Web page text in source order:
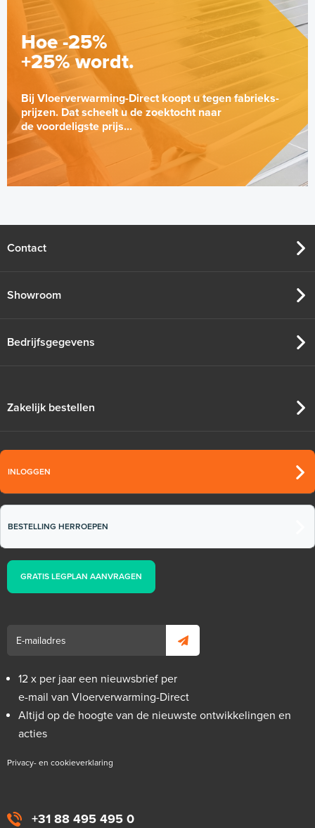
Randisolatie, 5mm dik en
25m¹ lang
en 150mm hoog / rol 25m
25m¹ lang
Adviesprijs
€ 16,90
Hoe -25%
+25% wordt.
Bij Vloerverwarming-Direct koopt u tegen fabrieks-
prijzen. Dat scheelt u de zoektocht naar
de voordeligste prijs...
+31 88 495 495 0
Contact
Showroom
Bedrijfsgegevens
Zakelijk bestellen
INLOGGEN
BESTELLING HERROEPEN
GRATIS LEGPLAN AANVRAGEN
12 x per jaar een nieuwsbrief per
e-mail van Vloerverwarming-Direct
Altijd op de hoogte van de nieuwste ontwikkelingen en
acties
Privacy- en cookieverklaring